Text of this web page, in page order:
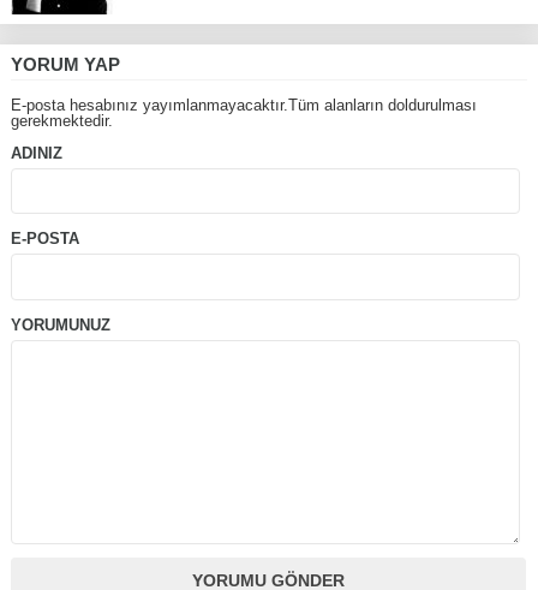
YORUM YAP
E-posta hesabınız yayımlanmayacaktır.Tüm alanların doldurulması
gerekmektedir.
ADINIZ
E-POSTA
YORUMUNUZ